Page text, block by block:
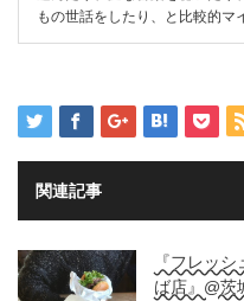
もの世話をしたり、と比較的マ
関連記事
『フレッ
ば店』@茨